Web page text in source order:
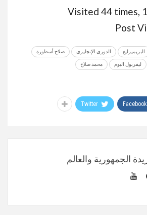
Visited 44 times,
Post
البريميرليغ الدوري الإنجليزي صلاح أسطورة
ليفربول اليوم محمد صلاح
Facebook
Twitter
الجمهورية والعالم